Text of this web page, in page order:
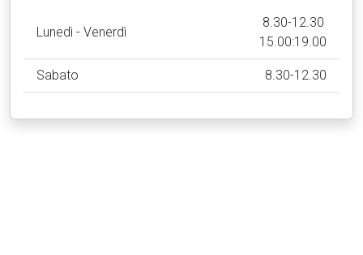
Lunedì - Venerdì
8.30-12.30
15.00:19.00
Sabato 8.30-12.30